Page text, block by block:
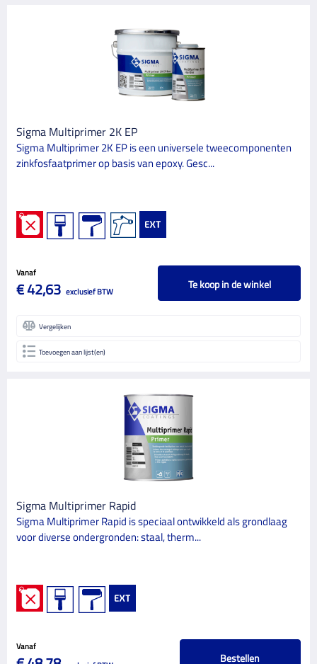
Sigma Multiprimer 2K EP
Sigma Multiprimer 2K EP is een universele tweecomponenten
zinkfosfaatprimer op basis van epoxy. Gesc...
Vanaf
€ 42,63 exclusief BTW Te koop in de winkel
Vergelijken
Toevoegen aan lijst(en)
Sigma Multiprimer Rapid
Sigma Multiprimer Rapid is speciaal ontwikkeld als grondlaag
voor diverse ondergronden: staal, therm...
Vanaf
Bestellen